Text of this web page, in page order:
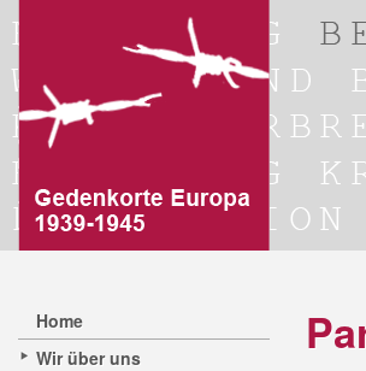
Home
Wir über uns